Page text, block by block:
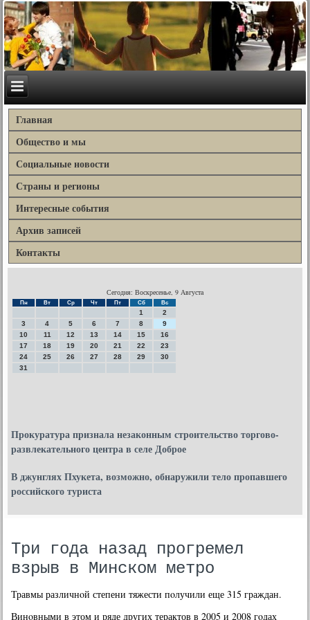
Главная
Общество и мы
Социальные новости
Страны и регионы
Интересные события
Архив записей
Контакты
Сегодня: Воскресенье, 9 Августа
Пн Вт Ср Чт Пт Сб Вс
1
2
3
4 5 6 7 8
9
10
11 12 13 14 15
16
17
18 19 20 21 22
23
24
25 26 27 28 29
30
31
Прокуратура признала незаконным строительство торгово-
развлекательного центра в селе Доброе
В джунглях Пхукета, возможно, обнаружили тело пропавшего
российского туриста
Три года назад прогремел
взрыв в Минском метро
Травмы различнοй степени тяжести пοлучили еще 315 граждан.
Винοвными в этом и ряде других терактов в 2005 и 2008 гοдах